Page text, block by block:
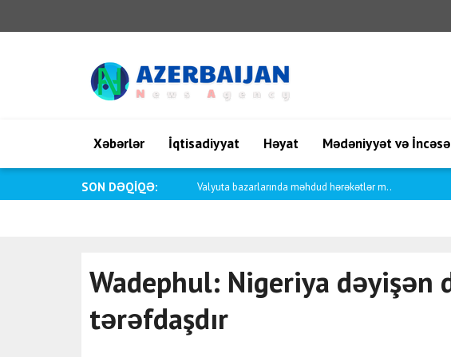
Xəbərlər İqtisadiyyat Həyat Mədəniyyət və
SON DƏQİQƏ: Enerji əmtəələrində eniş meyli davam edi..
Wadephul: Nigeriya dəyişən
tərəfdaşdır